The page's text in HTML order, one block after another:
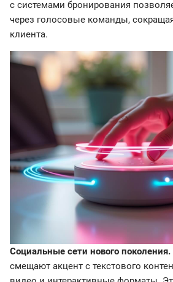
с системами бронирования
через голосовые команды,
клиента.
Социальные сети нового поколения.
смещают акцент с текстового